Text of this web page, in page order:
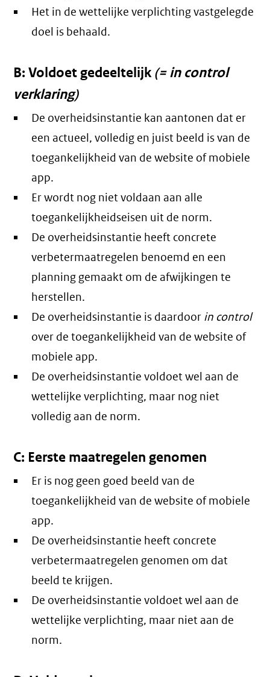
Het in de wettelijke verplichting vastgelegde
doel is behaald.
B: Voldoet gedeeltelijk(= in control
verklaring)
De overheidsinstantie kan aantonen dat er
een actueel, volledig en juist beeld is van de
toegankelijkheid van de website of mobiele
app.
Er wordt nog niet voldaan aan alle
toegankelijkheidseisen uit de norm.
De overheidsinstantie heeft concrete
verbetermaatregelen benoemd en een
planning gemaakt om de afwijkingen te
herstellen.
De overheidsinstantie is daardoor in control
over de toegankelijkheid van de website of
mobiele app.
De overheidsinstantie voldoet wel aan de
wettelijke verplichting, maar nog niet
volledig aan de norm.
C: Eerste maatregelen genomen
Er is nog geen goed beeld van de
toegankelijkheid van de website of mobiele
app.
De overheidsinstantie heeft concrete
verbetermaatregelen genomen om dat
beeld te krijgen.
De overheidsinstantie voldoet wel aan de
wettelijke verplichting, maar niet aan de
norm.